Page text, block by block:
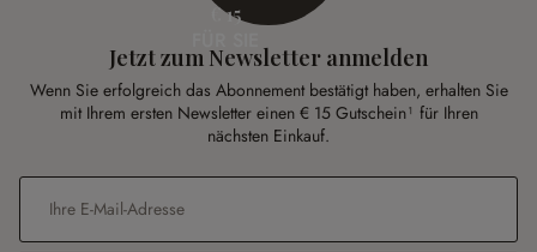
€ 15
Jetzt zum Newsletter anmelden
Wenn Sie erfolgreich das Abonnement bestätigt haben, erhalten Sie
mit Ihrem ersten Newsletter einen € 15 Gutschein¹ für Ihren
nächsten Einkauf.
E-Mail-Adresse